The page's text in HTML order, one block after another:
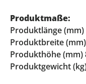
Produktmaße:
Produktlänge (mm)
Produktbreite
Produkthöhe (mm)
Produktgewicht